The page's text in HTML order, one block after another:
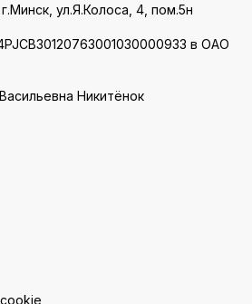
ул.Я.Колоса, 4, пом.5н
в ОАО
Никитёнок